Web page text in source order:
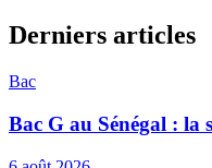
Derniers articles
Bac
Bac G au Sénégal : la